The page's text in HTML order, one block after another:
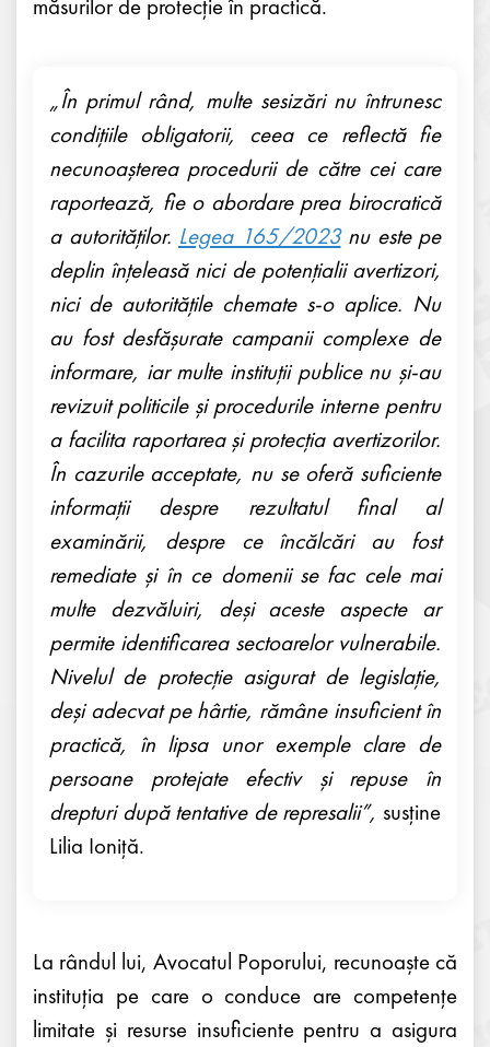
măsurilor de protecție în practică.
„În primul rând, multe sesizări nu întrunesc
condițiile obligatorii, ceea ce reflectă fie
necunoașterea procedurii de către cei care
raportează, fie o abordare prea birocratică
a autorităților. Legea 165/2023nu este pe
deplin înțeleasă nici de potențialii avertizori,
nici de autoritățile chemate s-o aplice. Nu
au fost desfășurate campanii complexe de
informare, iar multe instituții publice nu și-au
revizuit politicile și procedurile interne pentru
a facilita raportarea și protecția avertizorilor.
În cazurile acceptate, nu se oferă suficiente
informații despre rezultatul final al
examinării, despre ce încălcări au fost
remediate și în ce domenii se fac cele mai
multe dezvăluiri, deși aceste aspecte ar
permite identificarea sectoarelor vulnerabile.
Nivelul de protecție asigurat de legislație,
deși adecvat pe hârtie, rămâne insuficient în
practică, în lipsa unor exemple clare de
persoane protejate efectiv și repuse în
drepturi după tentative de represalii”, susține
Lilia Ioniță.
La rândul lui, Avocatul Poporului, recunoaște că
instituția pe care o conduce are competențe
limitate și resurse insuficiente pentru a asigura